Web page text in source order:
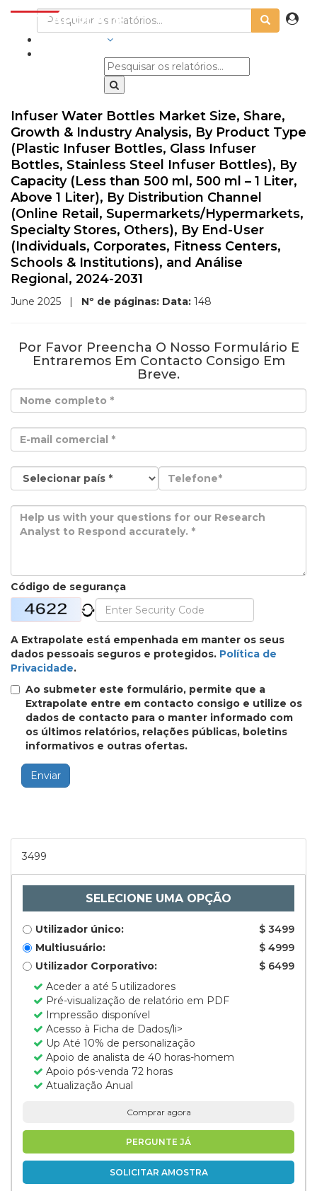
Infuser Water Bottles Market Size, Share,
Growth & Industry Analysis, By Product Type
(Plastic Infuser Bottles, Glass Infuser
Bottles, Stainless Steel Infuser Bottles), By
Capacity (Less than 500 ml, 500 ml – 1 Liter,
Above 1 Liter), By Distribution Channel
(Online Retail, Supermarkets/Hypermarkets,
Specialty Stores, Others), By End-User
(Individuals, Corporates, Fitness Centers,
Schools & Institutions), and Análise
Regional, 2024-2031
June 2025 | Nº de páginas: Data: 148
Por Favor Preencha O Nosso Formulário E
Entraremos Em Contacto Consigo Em
Breve.
Código de segurança
A Extrapolate está empenhada em manter os seus
dados pessoais seguros e protegidos. Política de
Privacidade.
Ao submeter este formulário, permite que a
Extrapolate entre em contacto consigo e utilize os
dados de contacto para o manter informado com
os últimos relatórios, relações públicas, boletins
informativos e outras ofertas.
Enviar
3499
SELECIONE UMA OPÇÃO
Utilizador único:
$ 3499
Multiusuário:
$ 4999
Utilizador Corporativo:
$ 6499
Aceder a até 5 utilizadores
Pré-visualização de relatório em PDF
Impressão disponível
Acesso à Ficha de Dados/li>
Up Até 10% de personalização
Apoio de analista de 40 horas-homem
Apoio pós-venda 72 horas
Atualização Anual
Comprar agora
PERGUNTE JÁ
SOLICITAR AMOSTRA